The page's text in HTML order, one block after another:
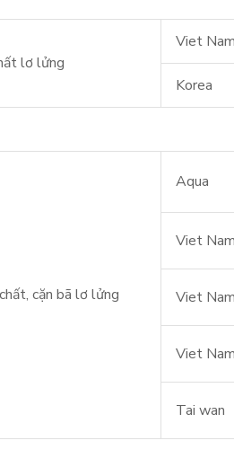
lơ lửng
Viet Nam
Korea
cặn bã lơ lửng
Aqua
Viet Nam
Viet Nam
Viet Nam
Tai wan